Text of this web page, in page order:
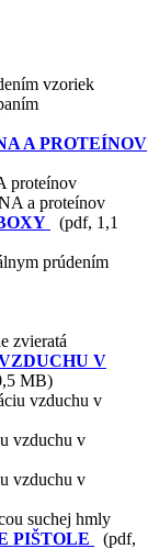
vzoriek
A PROTEÍNOV
proteínov
a proteínov
(pdf, 1,1
prúdením
zvieratá
V
MB)
vzduchu v
vzduchu v
vzduchu v
suchej hmly
PIŠTOLE
(pdf,